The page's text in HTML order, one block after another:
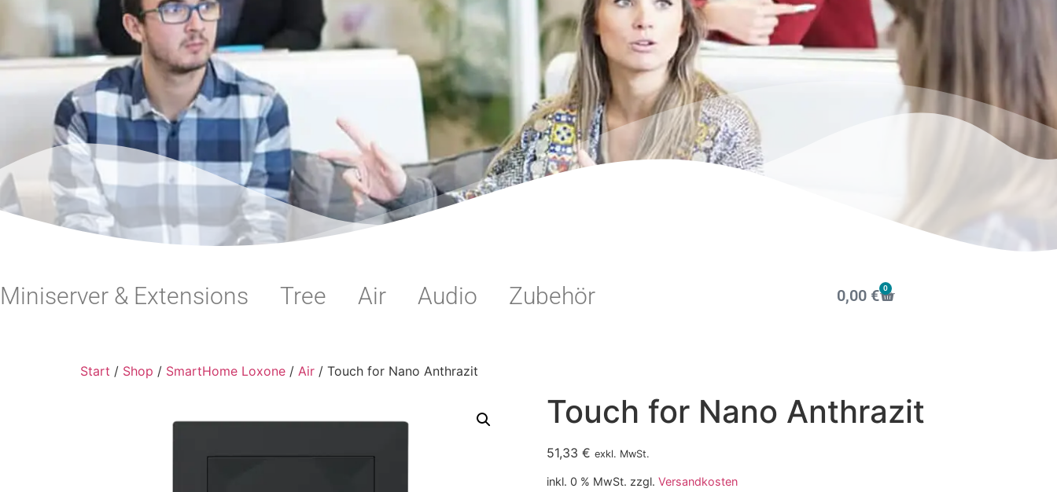
Miniserver & Extensions Tree Air Audio Zubehör 0,00 € 0
Start / Shop / SmartHome Loxone / Air / Touch for Nano Anthrazit
Touch for Nano Anthrazit
51,33 € exkl. MwSt.
inkl. 0 % MwSt. zzgl. Versandkosten